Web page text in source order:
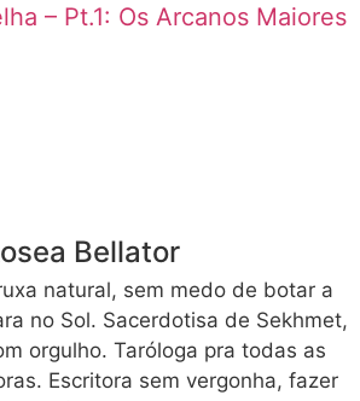
– Pt.1: Os Arcanos Maiores
Bellator
natural, sem medo de botar a
no Sol. Sacerdotisa de Sekhmet,
orgulho. Taróloga pra todas as
Escritora sem vergonha, fazer